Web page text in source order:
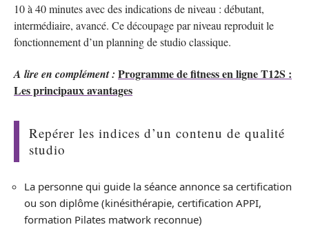
10 à 40 minutes avec des indications de niveau : débutant,
intermédiaire, avancé. Ce découpage par niveau reproduit le
fonctionnement d’un planning de studio classique.
A lire en complément : Programme de fitness en ligne T12S :
Les principaux avantages
Repérer les indices d’un contenu de qualité
studio
La personne qui guide la séance annonce sa certification
ou son diplôme (kinésithérapie, certification APPI,
formation Pilates matwork reconnue)